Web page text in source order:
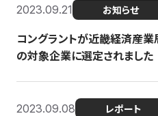
2023.09.21 お知らせ
コングラントが近畿経済産
の対象企業に選定されました
2023.09.08 レポート